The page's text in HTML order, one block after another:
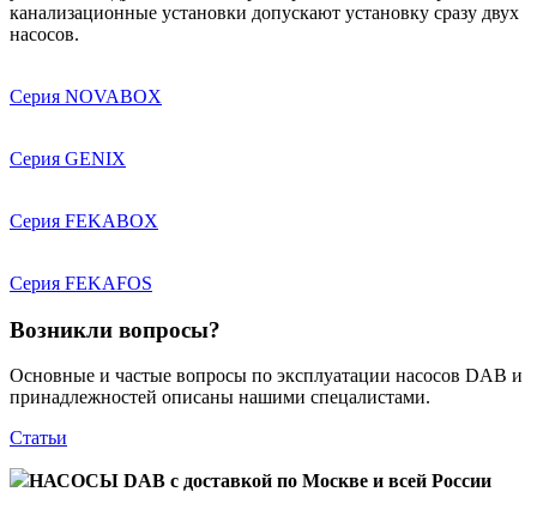
канализационные установки допускают установку сразу двух
насосов.
Серия NOVABOX
Серия GENIX
Серия FEKABOX
Серия FEKAFOS
Возникли вопросы?
Основные и частые вопросы по эксплуатации насосов DAB и
принадлежностей описаны нашими спецалистами.
Статьи
НАСОСЫ DAB с доставкой по Москве и всей России